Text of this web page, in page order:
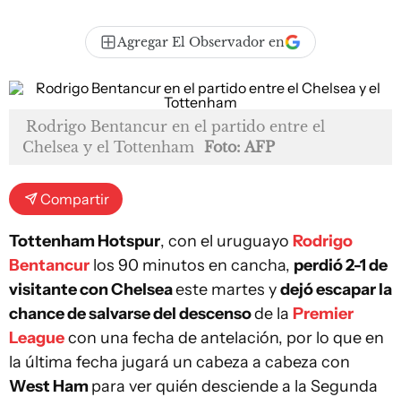
Agregar El Observador en
Rodrigo Bentancur en el partido entre el
Chelsea y el Tottenham Foto: AFP
Compartir
Tottenham Hotspur, con el uruguayo Rodrigo
Bentancur los 90 minutos en cancha, perdió 2-1 de
visitante con Chelseaeste martes ydejó escapar la
chance de salvarse del descensode la Premier
Leaguecon una fecha de antelación, por lo que en
la última fecha jugará un cabeza a cabeza con
West Hampara ver quién desciende a la Segunda